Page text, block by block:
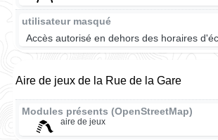
utilisateur masqué
Accès autorisé en dehors des horaires
Aire de jeux de la Rue de la Gare
Modules présents (OpenStreetMap)
aire de jeux